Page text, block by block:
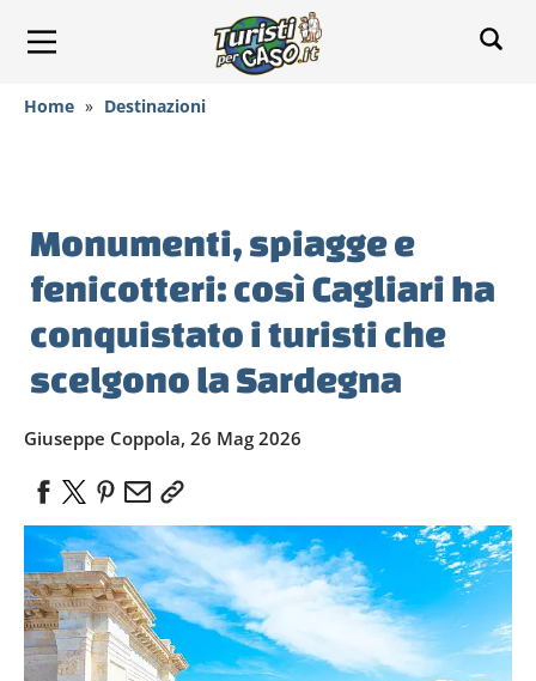
Home » Destinazioni
Monumenti, spiagge e
fenicotteri: così Cagliari ha
conquistato i turisti che
scelgono la Sardegna
Giuseppe Coppola, 26 Mag 2026